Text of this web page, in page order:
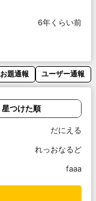
6年くらい前
お題通報 ユーザー通報
星つけた順
だにえる
れっおなるど
faaa